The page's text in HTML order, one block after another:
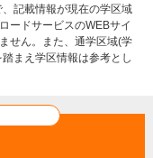
記載情報が現在の学区域
ードサービスのWEBサイ
せん。また、通学区域(学
まえ学区情報は参考とし